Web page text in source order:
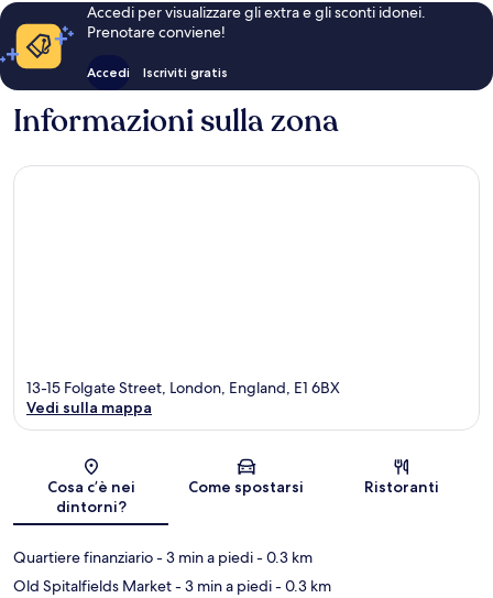
Accedi per visualizzare gli extra e gli sconti idonei.
Prenotare conviene!
Accedi Iscriviti gratis
Informazioni sulla zona
Mappa
13-15 Folgate Street, London, England, E1 6BX
Vedi sulla mappa
Cosa c’è nei
dintorni?
Come spostarsi Ristoranti
Quartiere finanziario- 3 min a piedi- 0.3 km
Old Spitalfields Market- 3 min a piedi- 0.3 km